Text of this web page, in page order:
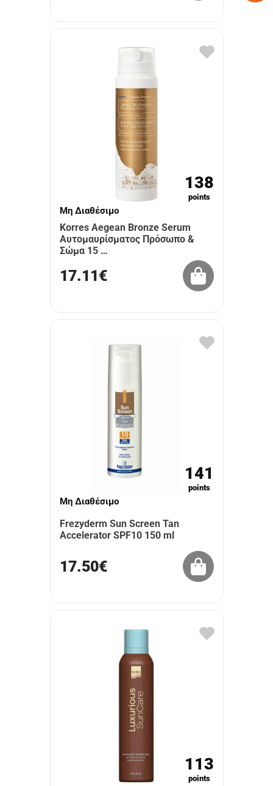
138
points
Μη Διαθέσιμο
Korres Aegean Bronze Serum
Αυτομαυρίσματος Πρόσωπο &
Σώμα 15 …
17.11€
141
points
Μη Διαθέσιμο
Frezyderm Sun Screen Tan
Accelerator SPF10 150 ml
17.50€
113
points